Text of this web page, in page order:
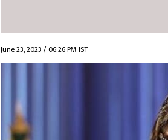
June 23, 2023 / 06:26 PM IST